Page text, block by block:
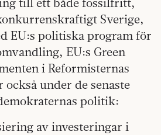
Sverige,
EU:s politiska program för
EU:s Green
i Reformisternas
under de senaste
politik:
av investeringar i